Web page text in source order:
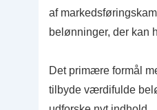
af
belønninger, der kan
Det primære formål
tilbyde værdifulde